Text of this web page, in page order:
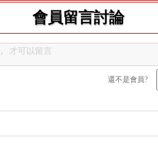
會員留言討論
還不是會員?